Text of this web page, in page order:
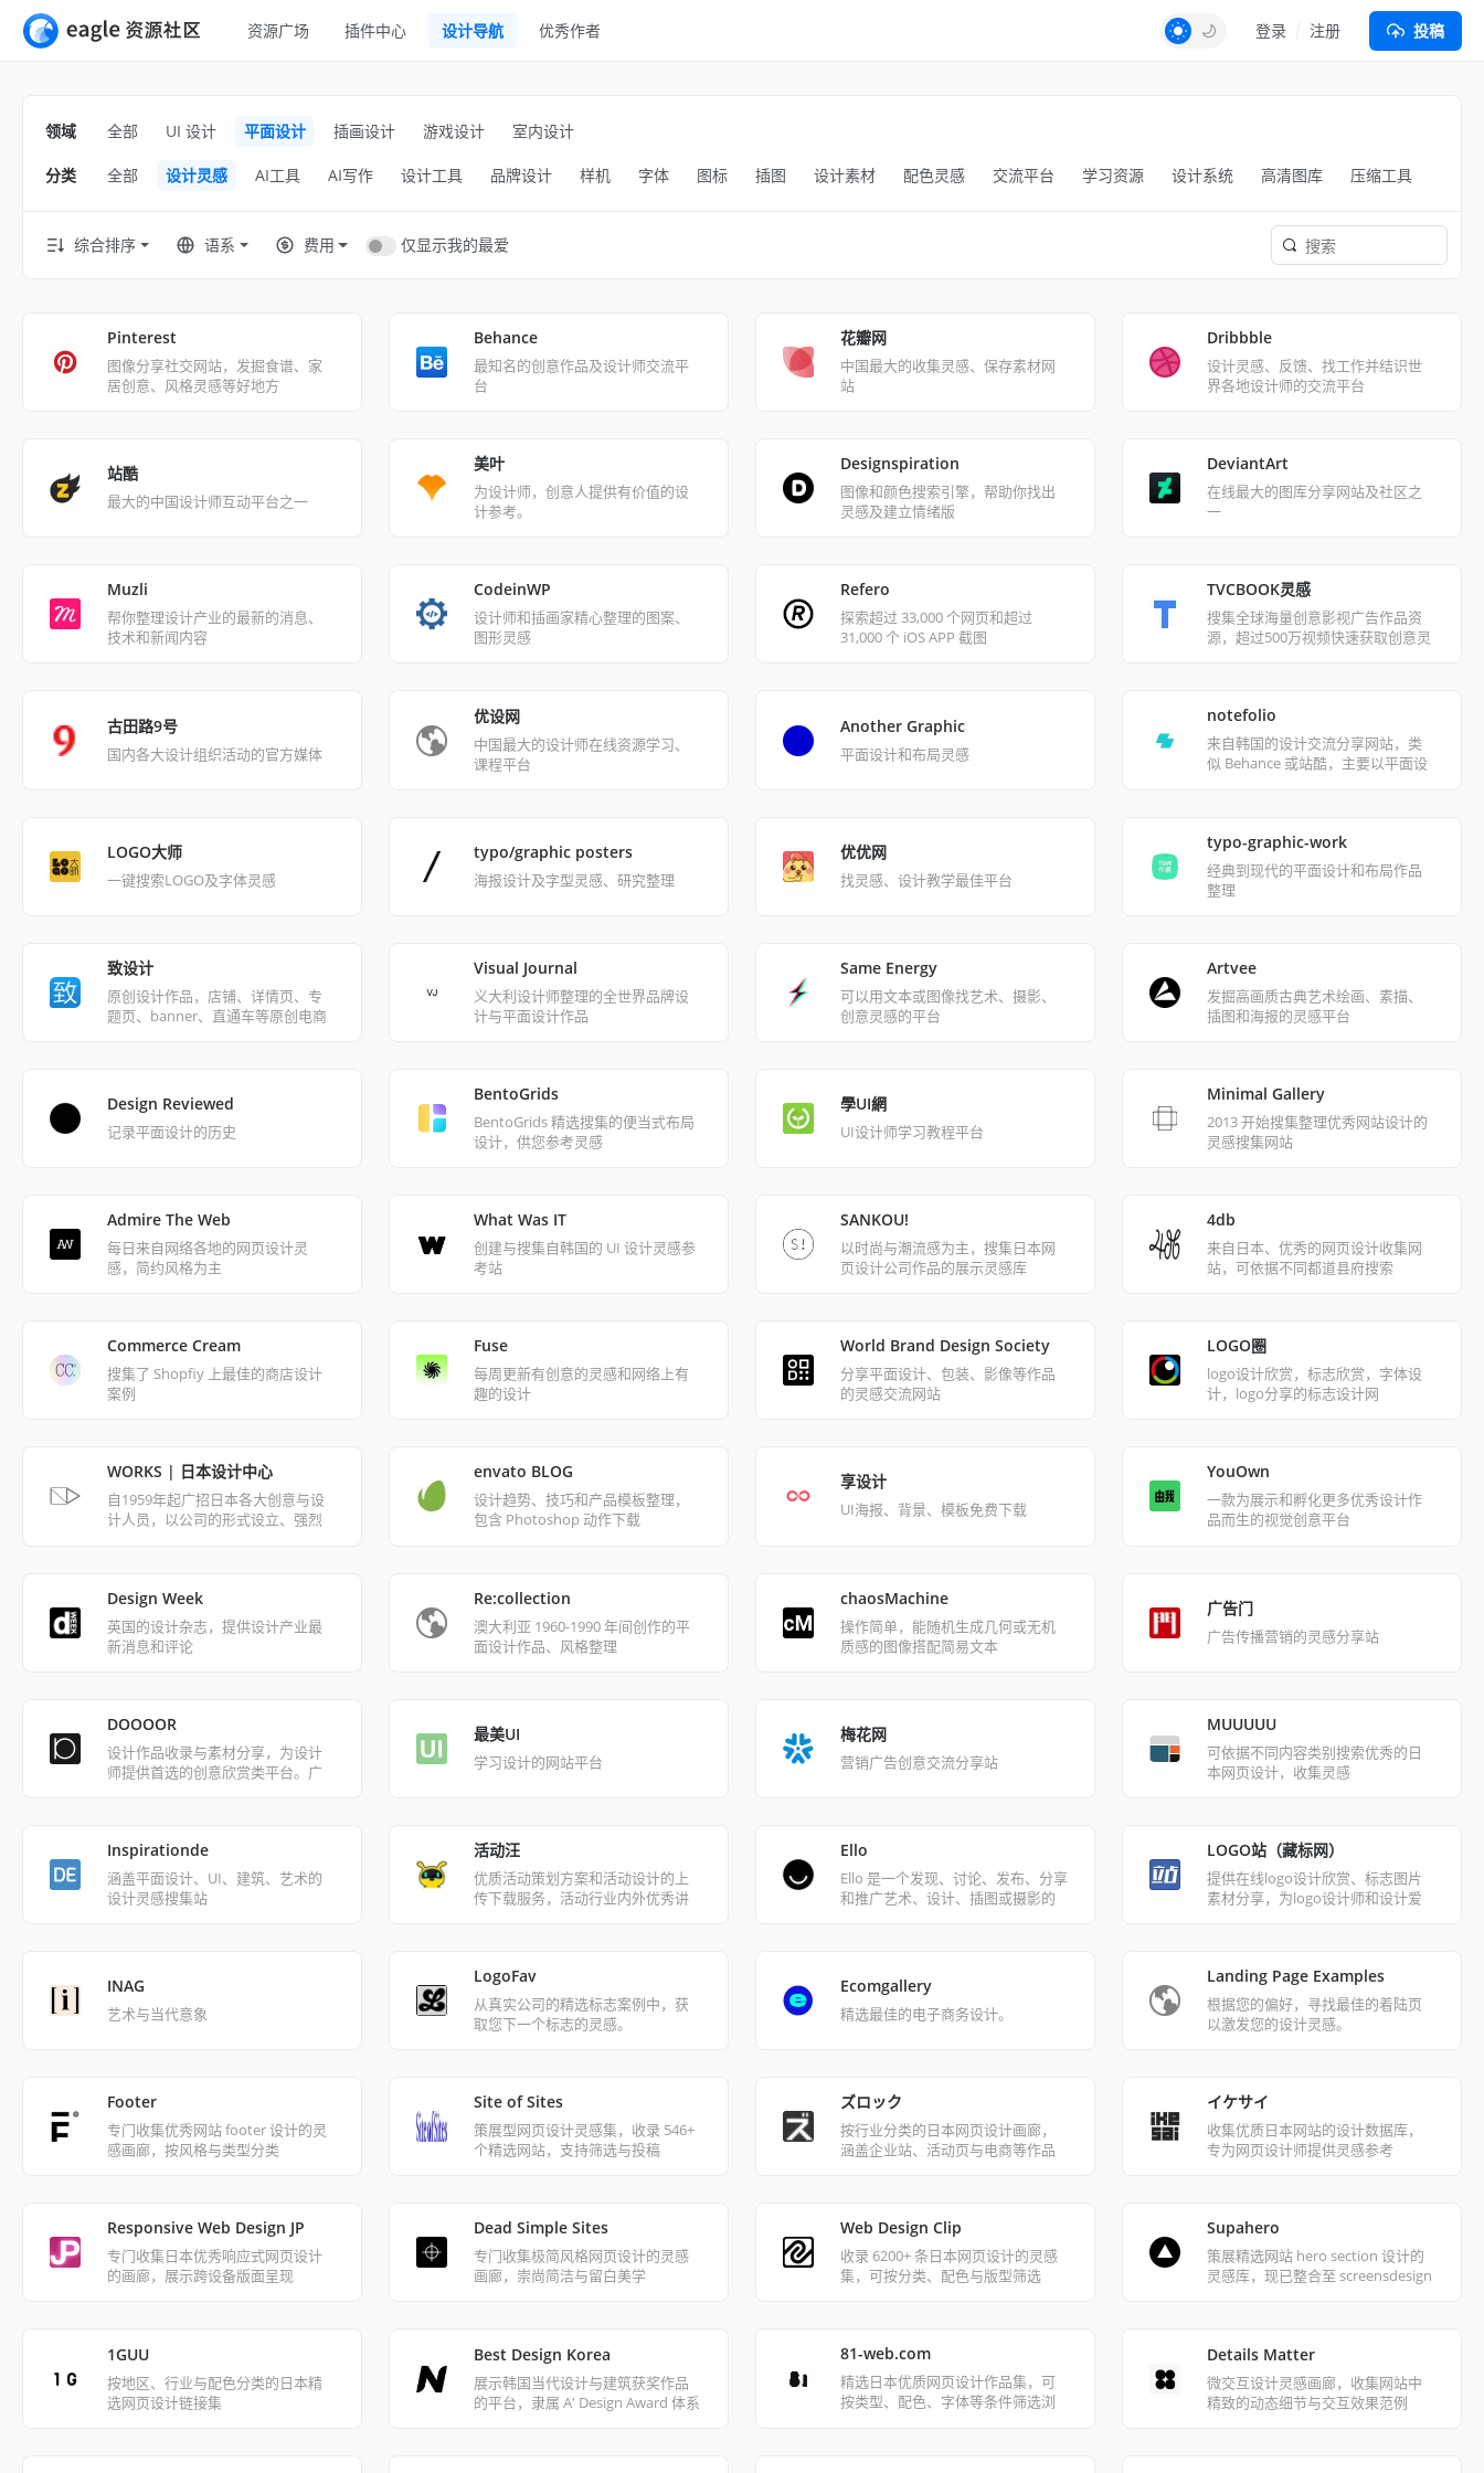
资源广场
平面设计
插画设计
游戏设计
移动 UI
网页 UI
H5
图标
UI Kits
样机
字体
插件中心 设计导航 优秀作者 登录 注册 投稿
领域 全部 UI 设计 平面设计 插画设计 游戏设计 室内设计
分类 全部 设计灵感 AI工具 AI写作 设计工具 品牌设计 样机 字体 图标 插图 设计素材 配色灵感 交流平台 学习资源 设计系统 高清图库 压缩工具
综合排序 语系 费用 仅显示我的最爱
Pinterest
图像分享社交网站，发掘食谱、家
居创意、风格灵感等好地方
Behance
最知名的创意作品及设计师交流平
台
花瓣网
中国最大的收集灵感、保存素材网
站
Dribbble
设计灵感、反馈、找工作并结识世
界各地设计师的交流平台
站酷
最大的中国设计师互动平台之一
美叶
为设计师，创意人提供有价值的设
计参考。
Designspiration
图像和颜色搜索引擎，帮助你找出
灵感及建立情绪版
DeviantArt
在线最大的图库分享网站及社区之
一
Muzli
帮你整理设计产业的最新的消息、
技术和新闻内容
CodeinWP
设计师和插画家精心整理的图案、
图形灵感
Refero
探索超过 33,000 个网页和超过
31,000 个 iOS APP 截图
TVCBOOK灵感
搜集全球海量创意影视广告作品资
源，超过500万视频快速获取创意灵
古田路9号
国内各大设计组织活动的官方媒体
优设网
中国最大的设计师在线资源学习、
课程平台
Another Graphic
平面设计和布局灵感
notefolio
来自韩国的设计交流分享网站，类
似 Behance 或站酷，主要以平面设
LOGO大师
一键搜索LOGO及字体灵感
typo/graphic posters
海报设计及字型灵感、研究整理
优优网
找灵感、设计教学最佳平台
typo-graphic-work
经典到现代的平面设计和布局作品
整理
致设计
原创设计作品，店铺、详情页、专
题页、banner、直通车等原创电商
Visual Journal
义大利设计师整理的全世界品牌设
计与平面设计作品
Same Energy
可以用文本或图像找艺术、摄影、
创意灵感的平台
Artvee
发掘高画质古典艺术绘画、素描、
插图和海报的灵感平台
Design Reviewed
记录平面设计的历史
BentoGrids
BentoGrids 精选搜集的便当式布局
设计，供您参考灵感
學UI網
UI设计师学习教程平台
Minimal Gallery
2013 开始搜集整理优秀网站设计的
灵感搜集网站
Admire The Web
每日来自网络各地的网页设计灵
感，简约风格为主
What Was IT
创建与搜集自韩国的 UI 设计灵感参
考站
SANKOU!
以时尚与潮流感为主，搜集日本网
页设计公司作品的展示灵感库
4db
来自日本、优秀的网页设计收集网
站，可依据不同都道县府搜索
Commerce Cream
搜集了 Shopfiy 上最佳的商店设计
案例
Fuse
每周更新有创意的灵感和网络上有
趣的设计
World Brand Design Society
分享平面设计、包装、影像等作品
的灵感交流网站
LOGO圈
logo设计欣赏，标志欣赏，字体设
计，logo分享的标志设计网
WORKS | 日本设计中心
自1959年起广招日本各大创意与设
计人员，以公司的形式设立、强烈
案等
envato BLOG
设计趋势、技巧和产品模板整理，
包含 Photoshop 动作下载
享设计
UI海报、背景、模板免费下载
YouOwn
一款为展示和孵化更多优秀设计作
品而生的视觉创意平台
Design Week
英国的设计杂志，提供设计产业最
新消息和评论
Re:collection
澳大利亚 1960-1990 年间创作的平
面设计作品、风格整理
chaosMachine
操作简单，能随机生成几何或无机
质感的图像搭配简易文本
广告门
广告传播营销的灵感分享站
DOOOOR
设计作品收录与素材分享，为设计
师提供首选的创意欣赏类平台。广
最美UI
学习设计的网站平台
梅花网
营销广告创意交流分享站
MUUUUU
可依据不同内容类别搜索优秀的日
本网页设计，收集灵感
Inspirationde
涵盖平面设计、UI、建筑、艺术的
设计灵感搜集站
活动汪
优质活动策划方案和活动设计的上
传下载服务，活动行业内外优秀讲
Ello
Ello 是一个发现、讨论、发布、分享
和推广艺术、设计、插图或摄影的
LOGO站（藏标网）
提供在线logo设计欣赏、标志图片
素材分享，为logo设计师和设计爱
INAG
艺术与当代意象
LogoFav
从真实公司的精选标志案例中，获
取您下一个标志的灵感。
Ecomgallery
精选最佳的电子商务设计。
Landing Page Examples
根据您的偏好，寻找最佳的着陆页
以激发您的设计灵感。
Footer
专门收集优秀网站 footer 设计的灵
感画廊，按风格与类型分类
Site of Sites
策展型网页设计灵感集，收录 546+
个精选网站，支持筛选与投稿
ズロック
按行业分类的日本网页设计画廊，
涵盖企业站、活动页与电商等作品
イケサイ
收集优质日本网站的设计数据库，
专为网页设计师提供灵感参考
Responsive Web Design JP
专门收集日本优秀响应式网页设计
的画廊，展示跨设备版面呈现
Dead Simple Sites
专门收集极简风格网页设计的灵感
画廊，崇尚简洁与留白美学
Web Design Clip
收录 6200+ 条日本网页设计的灵感
集，可按分类、配色与版型筛选
Supahero
策展精选网站 hero section 设计的
灵感库，现已整合至 screensdesign
1GUU
按地区、行业与配色分类的日本精
选网页设计链接集
Best Design Korea
展示韩国当代设计与建筑获奖作品
的平台，隶属 A' Design Award 体系
81-web.com
精选日本优质网页设计作品集，可
按类型、配色、字体等条件筛选浏
Details Matter
微交互设计灵感画廊，收集网站中
精致的动态细节与交互效果范例